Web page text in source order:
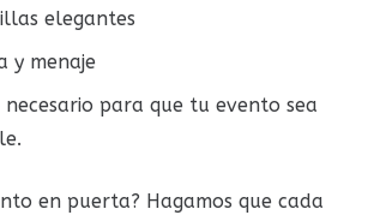
elegantes
y menaje
para que tu evento sea
en puerta? Hagamos que cada